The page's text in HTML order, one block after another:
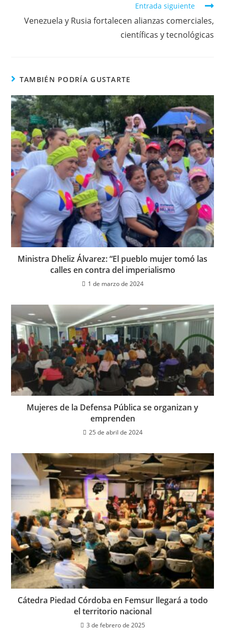
Entrada siguiente
Venezuela y Rusia fortalecen alianzas comerciales,
científicas y tecnológicas
TAMBIÉN PODRÍA GUSTARTE
Ministra Dheliz Álvarez: “El pueblo mujer tomó las
calles en contra del imperialismo
1 de marzo de 2024
Mujeres de la Defensa Pública se organizan y
emprenden
25 de abril de 2024
Cátedra Piedad Córdoba en Femsur llegará a todo
el territorio nacional
3 de febrero de 2025